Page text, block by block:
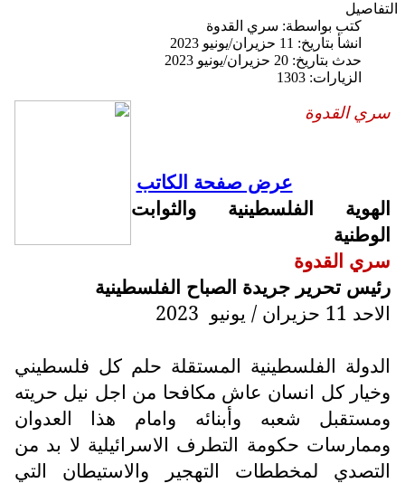
التفاصيل
كتب بواسطة: سري القدوة
انشأ بتاريخ: 11 حزيران/يونيو 2023
حدث بتاريخ: 20 حزيران/يونيو 2023
الزيارات: 1303
سري القدوة
عرض صفحة الكاتب
الهوية الفلسطينية والثوابت
الوطنية
سري القدوة
رئيس تحرير جريدة الصباح الفلسطينية
الاحد 11 حزيران / يونيو
2023
الدولة الفلسطينية المستقلة حلم كل فلسطيني
وخيار كل انسان عاش مكافحا من اجل نيل حريته
ومستقبل شعبه وأبنائه وامام هذا العدوان
وممارسات حكومة التطرف الاسرائيلية لا بد من
التصدي لمخططات التهجير والاستيطان التي